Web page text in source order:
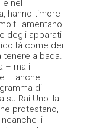
e nel
hanno timore
lamentano
degli apparati
come dei
tenere a bada.
– ma i
– anche
di
su Rai Uno: la
protestano,
li